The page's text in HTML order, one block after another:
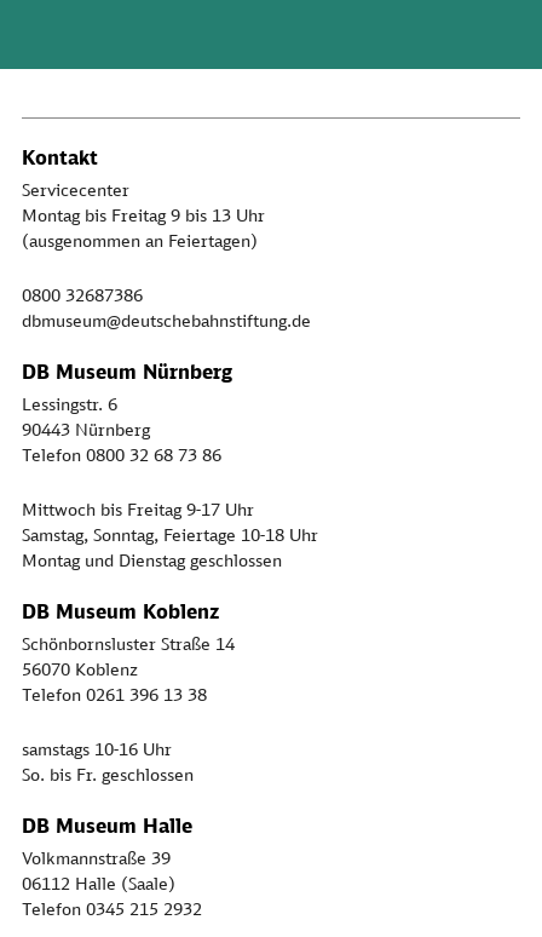
Kontakt
Servicecenter
Montag bis Freitag 9 bis 13 Uhr
(ausgenommen an Feiertagen)
0800 32687386
dbmuseum@deutschebahnstiftung.de
DB Museum Nürnberg
Lessingstr. 6
90443 Nürnberg
Telefon 0800 32 68 73 86
Mittwoch bis Freitag 9-17 Uhr
Samstag, Sonntag, Feiertage 10-18 Uhr
Montag und Dienstag geschlossen
DB Museum Koblenz
Schönbornsluster Straße 14
56070 Koblenz
Telefon 0261 396 13 38
samstags 10-16 Uhr
So. bis Fr. geschlossen
DB Museum Halle
Volkmannstraße 39
06112 Halle (Saale)
Telefon 0345 215 2932